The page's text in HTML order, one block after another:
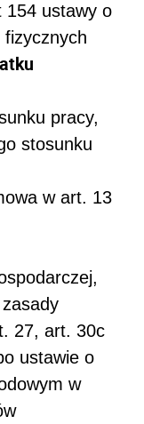
154 ustawy o
pracy,
stosunku
w art. 13
27, art. 30c
ustawie o
w